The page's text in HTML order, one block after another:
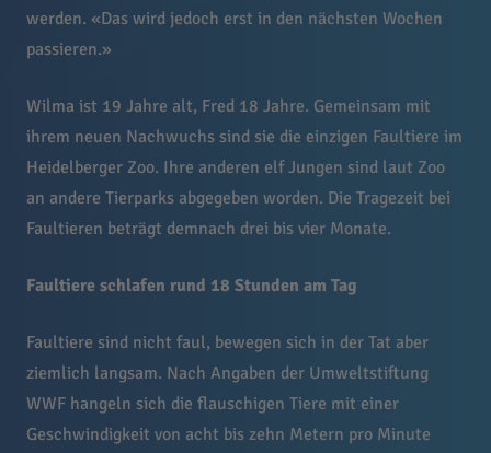
werden. «Das wird jedoch erst in den nächsten Wochen
passieren.»
Wilma ist 19 Jahre alt, Fred 18 Jahre. Gemeinsam mit
ihrem neuen Nachwuchs sind sie die einzigen Faultiere im
Heidelberger Zoo. Ihre anderen elf Jungen sind laut Zoo
an andere Tierparks abgegeben worden. Die Tragezeit bei
Faultieren beträgt demnach drei bis vier Monate.
Faultiere schlafen rund 18 Stunden am Tag
Faultiere sind nicht faul, bewegen sich in der Tat aber
ziemlich langsam. Nach Angaben der Umweltstiftung
WWF hangeln sich die flauschigen Tiere mit einer
Geschwindigkeit von acht bis zehn Metern pro Minute